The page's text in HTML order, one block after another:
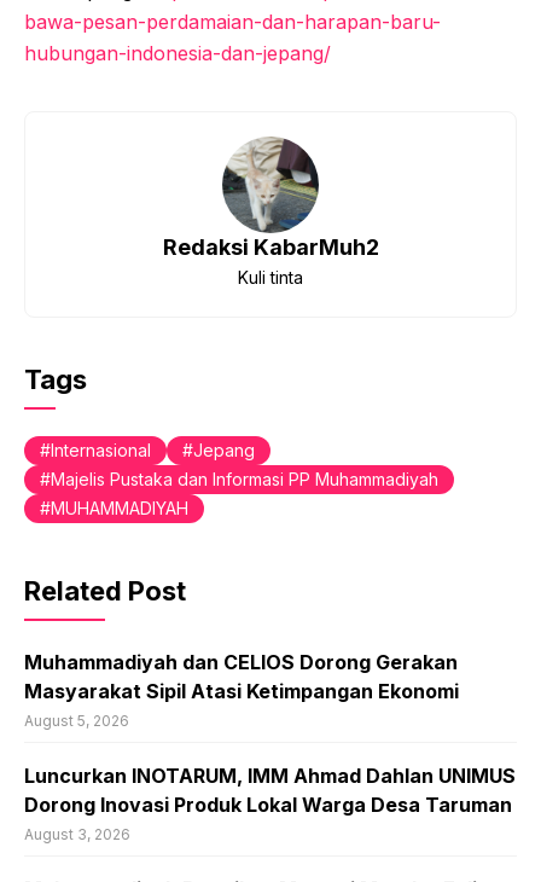
bawa-pesan-perdamaian-dan-harapan-baru-
hubungan-indonesia-dan-jepang/
Redaksi KabarMuh2
Kuli tinta
Tags
Internasional
Jepang
Majelis Pustaka dan Informasi PP Muhammadiyah
MUHAMMADIYAH
Related Post
Muhammadiyah dan CELIOS Dorong Gerakan
Masyarakat Sipil Atasi Ketimpangan Ekonomi
August 5, 2026
Luncurkan INOTARUM, IMM Ahmad Dahlan UNIMUS
Dorong Inovasi Produk Lokal Warga Desa Taruman
August 3, 2026